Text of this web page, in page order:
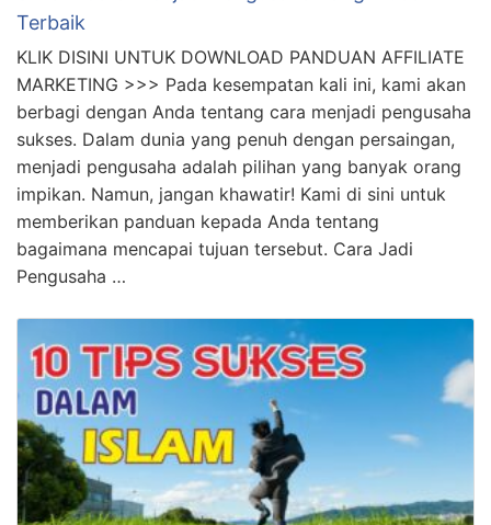
Simak! Cara Menjadi Pengusaha Yang Mudah
Terbaik
KLIK DISINI UNTUK DOWNLOAD PANDUAN AFFILIATE
MARKETING >>> Pada kesempatan kali ini, kami akan
berbagi dengan Anda tentang cara menjadi pengusaha
sukses. Dalam dunia yang penuh dengan persaingan,
impikan. Namun, jangan khawatir! Kami di sini untuk
memberikan panduan kepada Anda tentang
bagaimana mencapai tujuan tersebut. Cara Jadi
Pengusaha …